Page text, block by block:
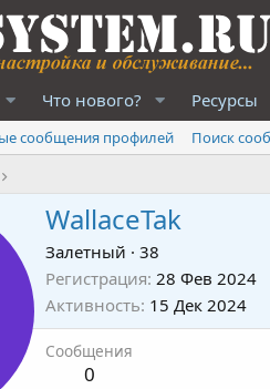
Что нового? Ресурсы
сообщения профилей
Поиск
WallaceTak
Залетный · 38
Регистрация 28 Фев 2024
Активность 15 Дек 2024
Сообщения
0